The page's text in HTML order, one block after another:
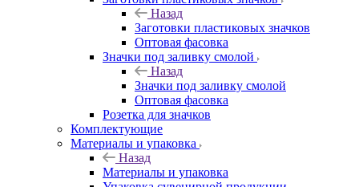
Назад
Заготовки пластиковых значков
Оптовая фасовка
Значки под заливку смолой
Назад
Значки под заливку смолой
Оптовая фасовка
Розетка для значков
Комплектующие
Материалы и упаковка
Назад
Материалы и упаковка